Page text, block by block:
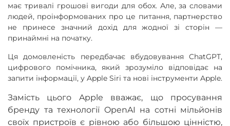
має тривалі грошові вигоди для обох. Але, за словами
людей, проінформованих про це питання, партнерство
не принесе значний дохід для жодної зі сторін —
принаймні на початку.
Ця домовленість передбачає вбудовування ChatGPT,
цифрового помічника, який зрозуміло відповідає на
запити інформації, у Apple Siri та нові інструменти Apple.
Замість цього Apple вважає, що просування
бренду та технології OpenAI на сотні мільйонів
своїх пристроїв є рівною або більшою цінністю,